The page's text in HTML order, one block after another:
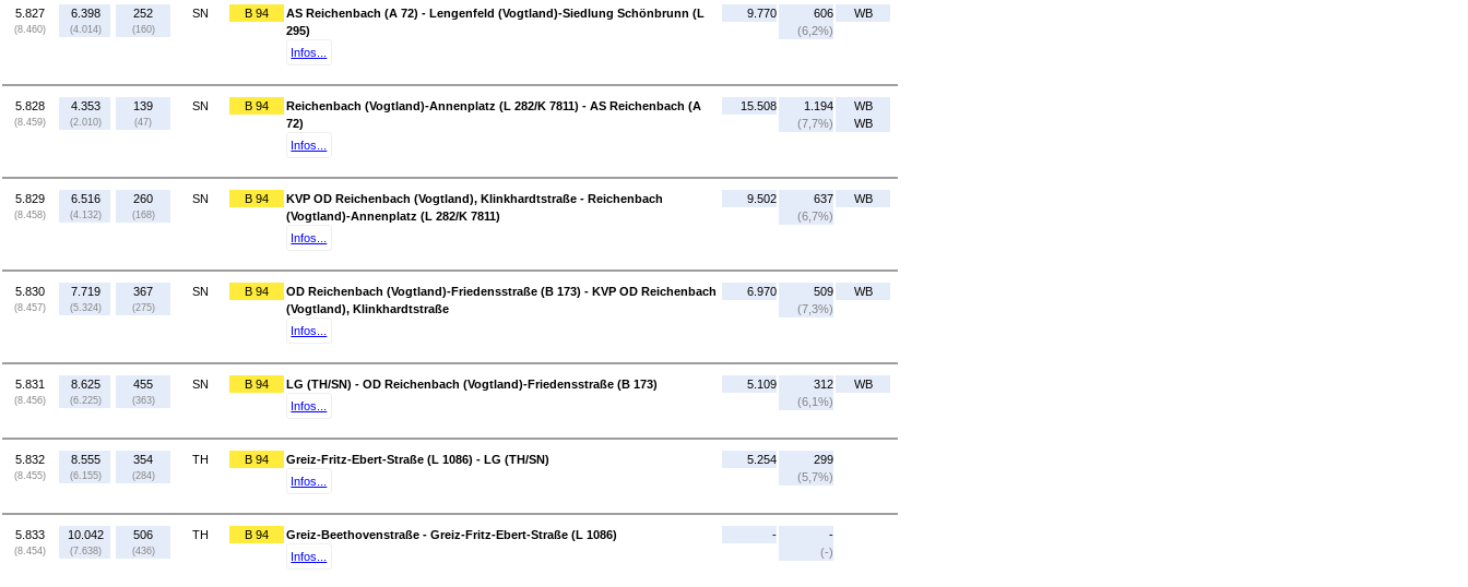
5.827
(8.460)
6.398
(4.014)
252
(160)
SN B 94
AS Reichenbach (A 72) - Lengenfeld (Vogtland)-Siedlung Schönbrunn (L
295)
Infos...
9.770
606
(6,2%)
WB
5.828
(8.459)
4.353
(2.010)
139
(47)
SN B 94
Reichenbach (Vogtland)-Annenplatz (L 282/K 7811) - AS Reichenbach (A
72)
Infos...
15.508
1.194
(7,7%)
WB
WB
5.829
(8.458)
6.516
(4.132)
260
(168)
SN B 94
KVP OD Reichenbach (Vogtland), Klinkhardtstraße - Reichenbach
(Vogtland)-Annenplatz (L 282/K 7811)
Infos...
9.502
637
(6,7%)
WB
5.830
(8.457)
7.719
(5.324)
367
(275)
SN B 94
OD Reichenbach (Vogtland)-Friedensstraße (B 173) - KVP OD Reichenbach
(Vogtland), Klinkhardtstraße
Infos...
6.970
509
(7,3%)
WB
5.831
(8.456)
8.625
(6.225)
455
(363)
SN B 94
LG (TH/SN) - OD Reichenbach (Vogtland)-Friedensstraße (B 173)
Infos...
5.109
312
(6,1%)
WB
5.832
(8.455)
8.555
(6.155)
354
(284)
TH B 94
Greiz-Fritz-Ebert-Straße (L 1086) - LG (TH/SN)
Infos...
5.254
299
(5,7%)
5.833
(8.454)
10.042
(7.638)
506
(436)
TH B 94
Greiz-Beethovenstraße - Greiz-Fritz-Ebert-Straße (L 1086)
Infos...
-
-
(-)